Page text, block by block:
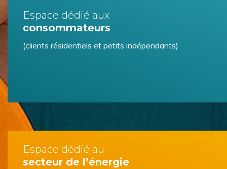
Espace dédié aux
consommateurs
(clients résidentiels et petits indépendants)
Espace dédié au
secteur de l’énergie